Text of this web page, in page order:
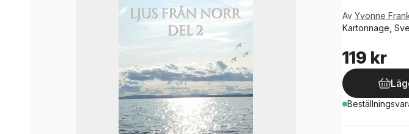
Av Yvonne
Kartonnage,
119 kr